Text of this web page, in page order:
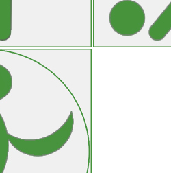
weil.de
und Senioren
unter ProVit
ProVit steht für